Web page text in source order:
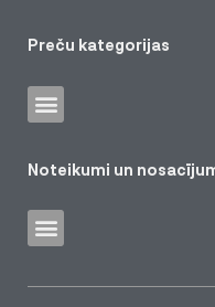
Preču kategorijas
Noteikumi un